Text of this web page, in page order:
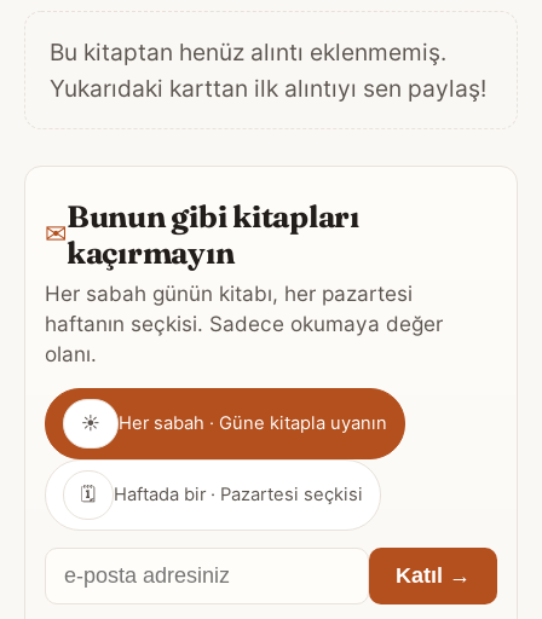
Bu kitaptan henüz alıntı eklenmemiş.
Yukarıdaki karttan ilk alıntıyı sen paylaş!
✉Bunun gibi kitapları
kaçırmayın
Her sabah günün kitabı, her pazartesi
haftanın seçkisi. Sadece okumaya değer
olanı.
Gönderim
sıklığı
☀ Her sabah · Güne kitapla uyanın
🗓 Haftada bir · Pazartesi seçkisi
E-
posta
Katıl →